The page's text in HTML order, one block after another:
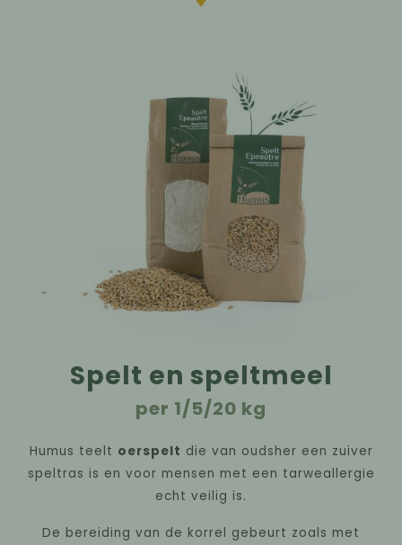
Spelt en speltmeel
Humus teelt oerspelt die van oudsher een zuiver
speltras is en voor mensen met een tarweallergie
echt veilig is.
De bereiding van de korrel gebeurt zoals met
per 1/5/20 kg